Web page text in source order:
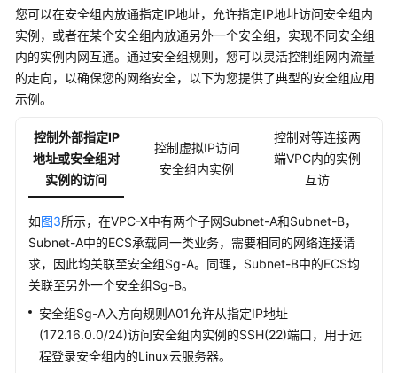
您可以在安全组内放通指定IP地址，允许指定IP地址访问安全组内
实例，或者在某个安全组内放通另外一个安全组，实现不同安全组
内的实例内网互通。通过安全组规则，您可以灵活控制组网内流量
的走向，以确保您的网络安全，以下为您提供了典型的安全组应用
示例。
控制外部指定IP
地址或安全组对
实例的访问
控制虚拟IP访问
安全组内实例
控制对等连接两
端VPC内的实例
互访
如图3所示，在VPC-X中有两个子网Subnet-A和Subnet-B，
Subnet-A中的ECS承载同一类业务，需要相同的网络连接请
求，因此均关联至安全组Sg-A。同理，Subnet-B中的ECS均
关联至另外一个安全组Sg-B。
安全组Sg-A入方向规则A01允许从指定IP地址
(172.16.0.0/24)访问安全组内实例的SSH(22)端口，用于远
程登录安全组内的Linux云服务器。